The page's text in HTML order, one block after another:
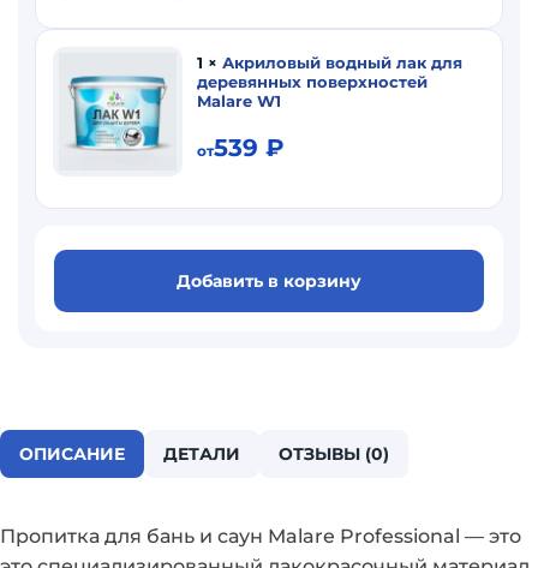
1 × Акриловый водный лак для
деревянных поверхностей
Malare W1
от539 ₽
Добавить в корзину
ОПИСАНИЕ ДЕТАЛИ ОТЗЫВЫ (0)
Пропитка для бань и саун Malare Professional — это